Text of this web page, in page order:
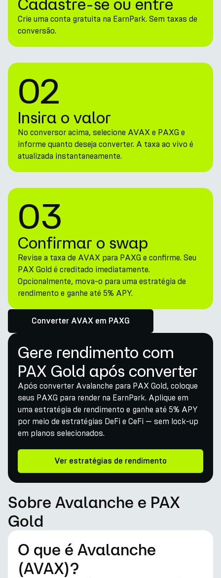
Cadastre-se ou entre
Crie uma conta gratuita na EarnPark. Sem taxas de
conversão.
02
Insira o valor
No conversor acima, selecione AVAX e PAXG e
informe quanto deseja converter. A taxa ao vivo é
atualizada instantaneamente.
03
Confirmar o swap
Revise a taxa de AVAX para PAXG e confirme. Seu
PAX Gold é creditado imediatamente.
Opcionalmente, mova-o para uma estratégia de
rendimento e ganhe até 5% APY.
Converter AVAX em PAXG
Gere rendimento com
PAX Gold após converter
Após converter Avalanche para PAX Gold, coloque
seus PAXG para render na EarnPark. Aplique em
uma estratégia de rendimento e ganhe até 5% APY
por meio de estratégias DeFi e CeFi — sem lock-up
em planos selecionados.
Ver estratégias de rendimento
Sobre Avalanche e PAX
Gold
O que é Avalanche
(AVAX)?